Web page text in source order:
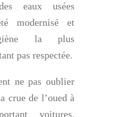
eaux usées
modernisé et
la plus
pas respectée.
ne pas oublier
crue de l’oued à
voitures,